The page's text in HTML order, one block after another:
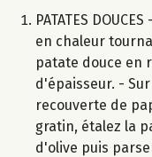
PATATES
en chaleur
patate douce en
d'épaisseur. -
recouverte de
gratin, étalez la
d'olive puis